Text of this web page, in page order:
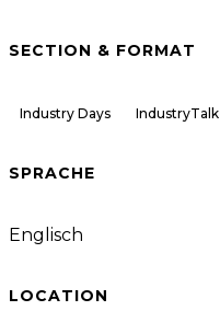
SECTION & FORMAT
Industry Days IndustryTalk
SPRACHE
Englisch
LOCATION